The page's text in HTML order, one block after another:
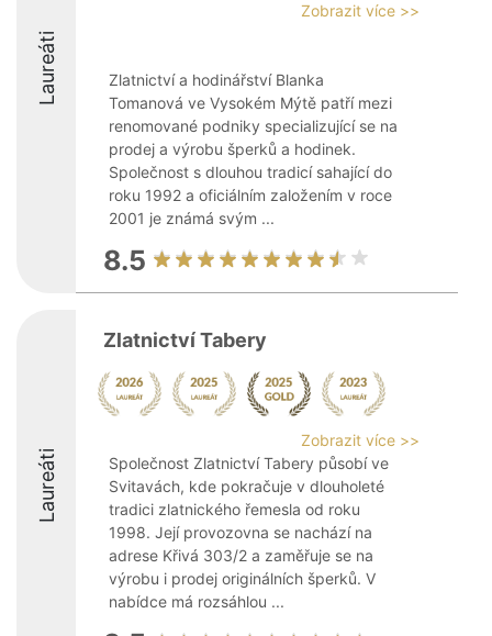
Laureáti
Zobrazit více >>
Zlatnictví a hodinářství Blanka
Tomanová ve Vysokém Mýtě patří mezi
renomované podniky specializující se na
prodej a výrobu šperků a hodinek.
Společnost s dlouhou tradicí sahající do
roku 1992 a oficiálním založením v roce
2001 je známá svým ...
8.5
Laureáti
Zlatnictví Tabery
Zobrazit více >>
Společnost Zlatnictví Tabery působí ve
Svitavách, kde pokračuje v dlouholeté
tradici zlatnického řemesla od roku
1998. Její provozovna se nachází na
adrese Křivá 303/2 a zaměřuje se na
výrobu i prodej originálních šperků. V
nabídce má rozsáhlou ...